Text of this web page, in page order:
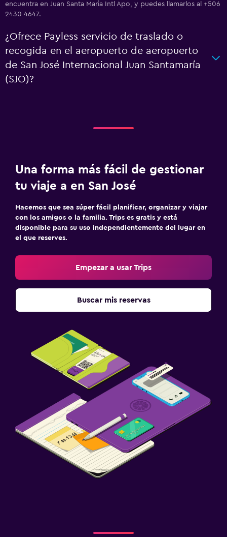
encuentra en Juan Santa Maria Intl Apo, y puedes llamarlos al +506
2430 4647.
¿Ofrece Payless servicio de traslado o
recogida en el aeropuerto de aeropuerto
de San José Internacional Juan Santamaría
(SJO)?
Una forma más fácil de gestionar
tu viaje a en San José
Hacemos que sea súper fácil planificar, organizar y viajar
con los amigos o la familia. Trips es gratis y está
disponible para su uso independientemente del lugar en
el que reserves.
Empezar a usar Trips
Buscar mis reservas